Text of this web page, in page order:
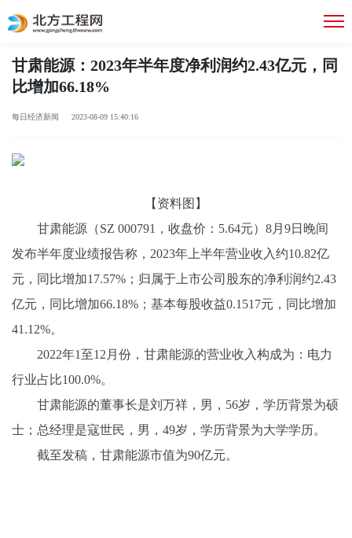
甘肃能源：2023年半年度净利润约2.43亿元，同
比增加66.18%
每日经济新闻 2023-08-09 15:40:16
【资料图】
甘肃能源（SZ 000791，收盘价：5.64元）8月9日晚间
发布半年度业绩报告称，2023年上半年营业收入约10.82亿
元，同比增加17.57%；归属于上市公司股东的净利润约2.43
亿元，同比增加66.18%；基本每股收益0.1517元，同比增加
41.12%。
2022年1至12月份，甘肃能源的营业收入构成为：电力
行业占比100.0%。
甘肃能源的董事长是刘万祥，男，56岁，学历背景为硕
士；总经理是寇世民，男，49岁，学历背景为大学学历。
截至发稿，甘肃能源市值为90亿元。